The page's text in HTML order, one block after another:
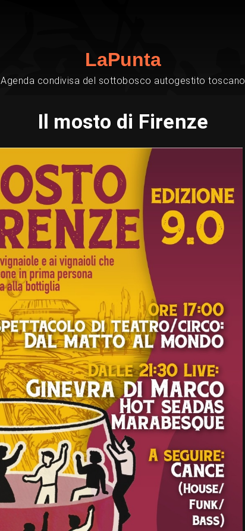
LaPunta
Agenda condivisa del sottobosco autogestito toscano
Il mosto di Firenze